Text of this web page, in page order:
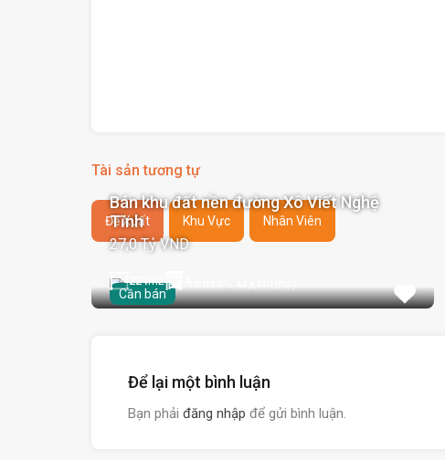
Tài sản tương tự
Đề Xuất Khu Vực Nhân Viên
Cần bán
Bán khu đất nền đường Xô Viết Nghệ
Tĩnh
27,0 Tỷ VND
221m2
Để lại một bình luận
Bạn phải đăng nhập để gửi bình luận.